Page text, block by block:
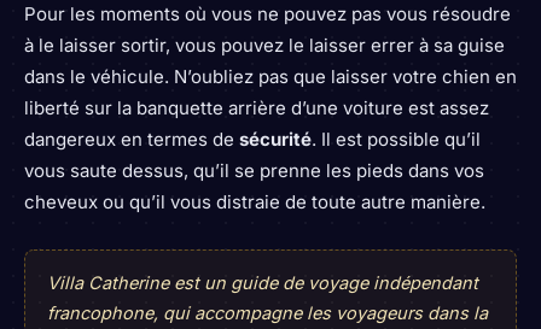
Pour les moments où vous ne pouvez pas vous résoudre
à le laisser sortir, vous pouvez le laisser errer à sa guise
dans le véhicule. N’oubliez pas que laisser votre chien en
liberté sur la banquette arrière d’une voiture est assez
dangereux en termes de sécurité. Il est possible qu’il
vous saute dessus, qu’il se prenne les pieds dans vos
cheveux ou qu’il vous distraie de toute autre manière.
Villa Catherine est un guide de voyage indépendant
francophone, qui accompagne les voyageurs dans la